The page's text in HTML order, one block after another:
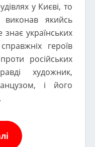
у Києві, то
якийсь
українських
героїв
російських
художник,
і його